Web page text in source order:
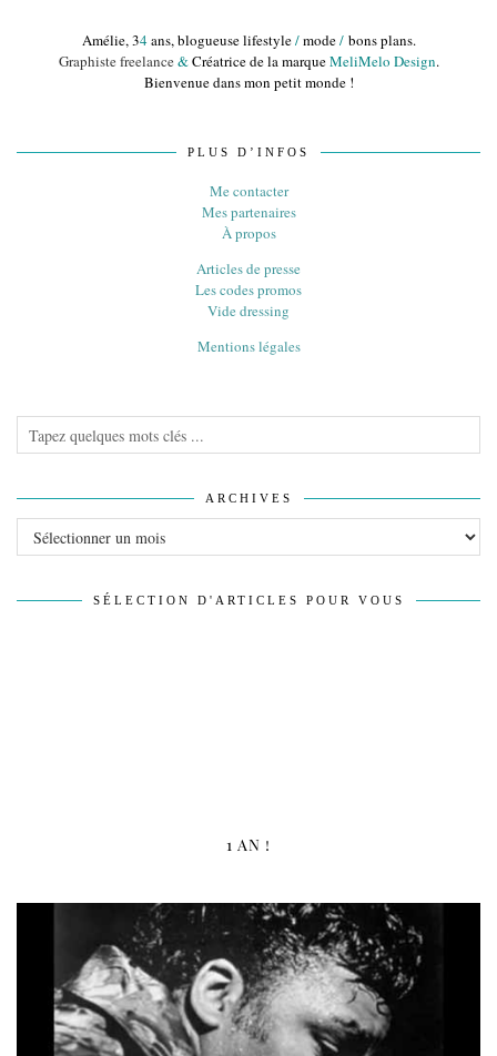
Amélie, 34ans, blogueuse lifestyle/mode/bons plans.
Graphiste freelance&Créatrice de la marqueMeliMelo Design.
Bienvenue dans mon petit monde !
PLUS D’INFOS
Me contacter
Mes partenaires
À propos
Articles de presse
Les codes promos
Vide dressing
Mentions légales
ARCHIVES
SÉLECTION D'ARTICLES POUR VOUS
1 AN !